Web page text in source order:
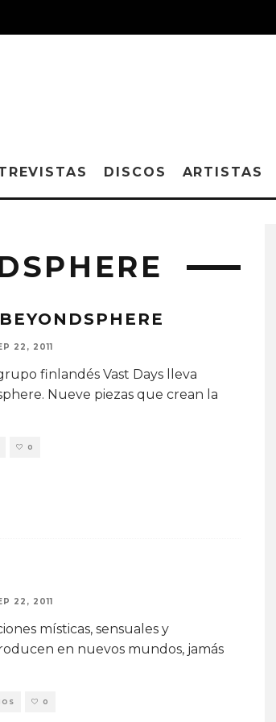
DISCOS ARTISTAS
22, 2011
finlandés Vast Days lleva
Nueve piezas que crean la
0
22, 2011
místicas, sensuales y
en nuevos mundos, jamás
0